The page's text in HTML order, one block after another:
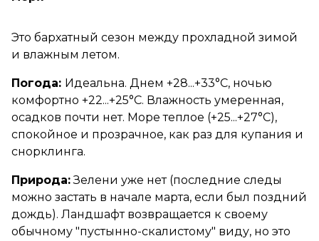
Это бархатный сезон между прохладной зимой
и влажным летом.
Погода: Идеальна. Днем +28...+33°C, ночью
комфортно +22...+25°C. Влажность умеренная,
осадков почти нет. Море теплое (+25...+27°C),
спокойное и прозрачное, как раз для купания и
снорклинга.
Природа:Зелени уже нет (последние следы
можно застать в начале марта, если был поздний
дождь). Ландшафт возвращается к своему
обычному "пустынно-скалистому" виду, но это